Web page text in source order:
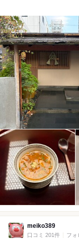
meiko389
口コミ 201件 フォ